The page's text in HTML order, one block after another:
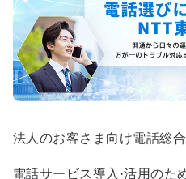
法人のお客さま向け電話総
電話サービス導入·活用のた